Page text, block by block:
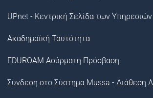
UPnet - Κεντρική Σελίδα των
Ακαδημαϊκή Ταυτότητα
EDUROAM Ασύρματη Πρόσβαση
Σύνδεση στο Σύστημα Μussa - Διάθεση